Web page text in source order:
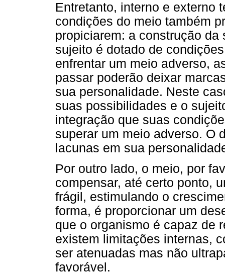
Entretanto, interno e externo
condições do meio também
propiciarem: a construção
sujeito é dotado de
enfrentar um meio adverso,
passar poderão deixar
sua personalidade. Neste
suas possibilidades e o
integração que suas
superar um meio adverso. O
lacunas em sua
Por outro lado, o meio, por
compensar, até certo ponto,
frágil, estimulando o
forma, é proporcionar um
que o organismo é capaz de
existem limitações internas,
ser atenuadas mas não
favorável.